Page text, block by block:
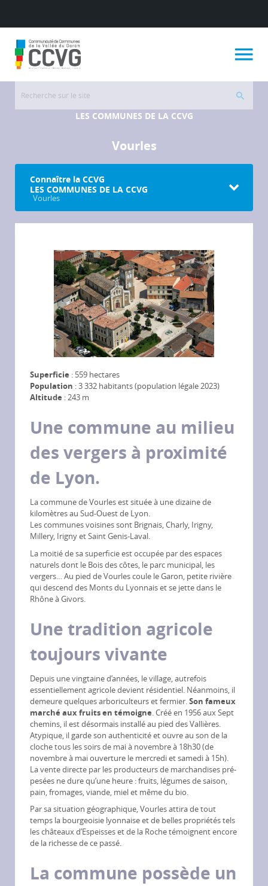
Connaître la CCVG
LES COMMUNES DE LA CCVG
Vourles
LES COMMUNES DE LA CCVG
Vourles
Superficie : 559 hectares
Population : 3 332 habitants (population légale 2023)
Altitude : 243 m
Une commune au milieu
des vergers à proximité
de Lyon.
La commune de Vourles est située à une dizaine de
kilomètres au Sud-Ouest de Lyon.
Les communes voisines sont Brignais, Charly, Irigny,
Millery, Irigny et Saint Genis-Laval.
La moitié de sa superficie est occupée par des espaces
naturels dont le Bois des côtes, le parc municipal, les
vergers… Au pied de Vourles coule le Garon, petite rivière
qui descend des Monts du Lyonnais et se jette dans le
Rhône à Givors.
Une tradition agricole
toujours vivante
Depuis une vingtaine d’années, le village, autrefois
essentiellement agricole devient résidentiel. Néanmoins, il
demeure quelques arboriculteurs et fermier.Son fameux
marché aux fruits en témoigne. Créé en 1956 aux Sept
chemins, il est désormais installé au pied des Vallières.
Atypique, il garde son authenticité et ouvre au son de la
cloche tous les soirs de mai à novembre à 18h30 (de
novembre à mai ouverture le mercredi et samedi à 15h).
La vente directe par les producteurs de marchandises pré-
pesées ne dure qu’une heure : fruits, légumes de saison,
pain, fromages, viande, miel et même du bio.
Par sa situation géographique, Vourles attira de tout
temps la bourgeoisie lyonnaise et de belles propriétés tels
les châteaux d’Espeisses et de la Roche témoignent encore
de la richesse de ce passé.
La commune possède un